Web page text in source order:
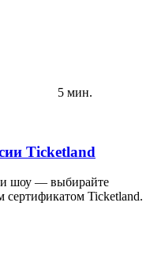
5 мин.
Ticketland
и шоу — выбирайте
сертификатом Ticketland.